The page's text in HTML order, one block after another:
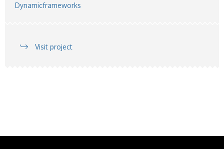
Dynamicframeworks
Visit project